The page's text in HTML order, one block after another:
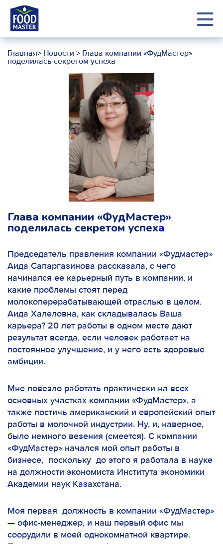
Главная> Новости >
Глава компании «ФудМастер»
поделилась секретом успеха
Глава компании «ФудМастер»
поделилась секретом успеха
Председатель правления компании «Фудмастер»
Аида Сапаргазинова рассказала, с чего
начинался ее карьерный путь в компании, и
какие проблемы стоят перед
молокоперерабатывающей отраслью в целом.
Аида Халеловна, как складывалась Ваша
карьера? 20 лет работы в одном месте дают
результат всегда, если человек работает на
постоянное улучшение, и у него есть здоровые
амбиции.
Мне повезло работать практически на всех
основных участках компании «ФудМастер», а
также постичь американский и европейский опыт
работы в молочной индустрии. Ну, и, наверное,
было немного везения (смеется). С компании
«ФудМастер» начался мой опыт работы в
бизнесе, поскольку до этого я работала в науке
на должности экономиста Института экономики
Академии наук Казахстана.
Моя первая должность в компании «ФудМастер»
— офис-менеджер, и наш первый офис мы
соорудили в моей однокомнатной квартире.